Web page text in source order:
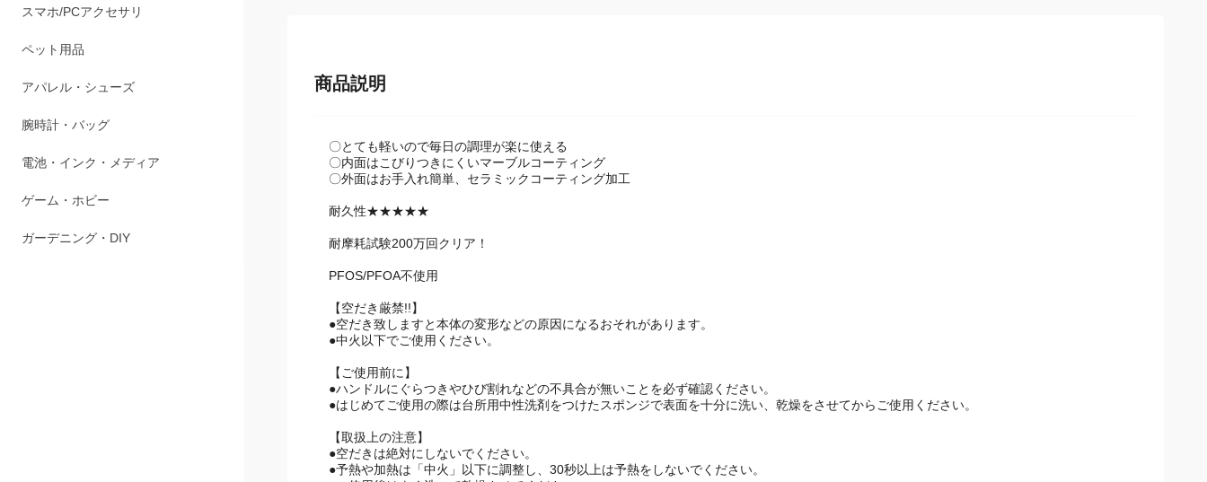
〇とても軽いので毎日の調理が楽に使える
〇内面はこびりつきにくいマーブルコーティング
【空だき厳禁!!】
●空だき致しますと本体の変形などの原因になるおそれがあります。
【ご使用前に】
●ハンドルにぐらつきやひび割れなどの不具合が無いことを必ず確認ください。
【取扱上の注意】
●空だきは絶対にしないでください。